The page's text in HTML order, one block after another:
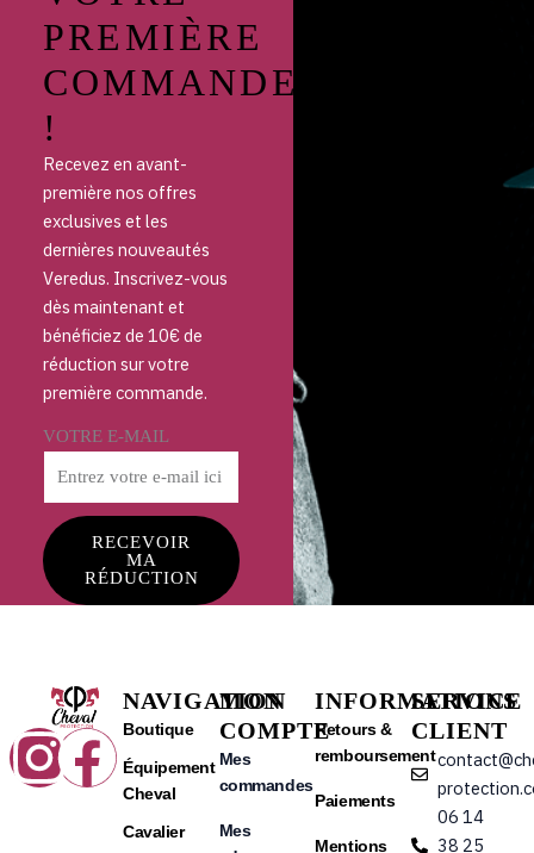
PREMIÈRE
COMMANDE
!
Recevez en avant-
première nos offres
exclusives et les
dernières nouveautés
Veredus. Inscrivez-vous
dès maintenant et
bénéficiez de 10€ de
réduction sur votre
première commande.
VOTRE E-MAIL
RECEVOIR
MA
RÉDUCTION
Instagram
Facebook
NAVIGATION
Boutique
Équipement
Cheval
Cavalier
MON
COMPTE
Mes
commandes
Mes
INFORMATIONS
Retours &
remboursement
Paiements
Mentions
SERVICE
CLIENT
06 14
38 25